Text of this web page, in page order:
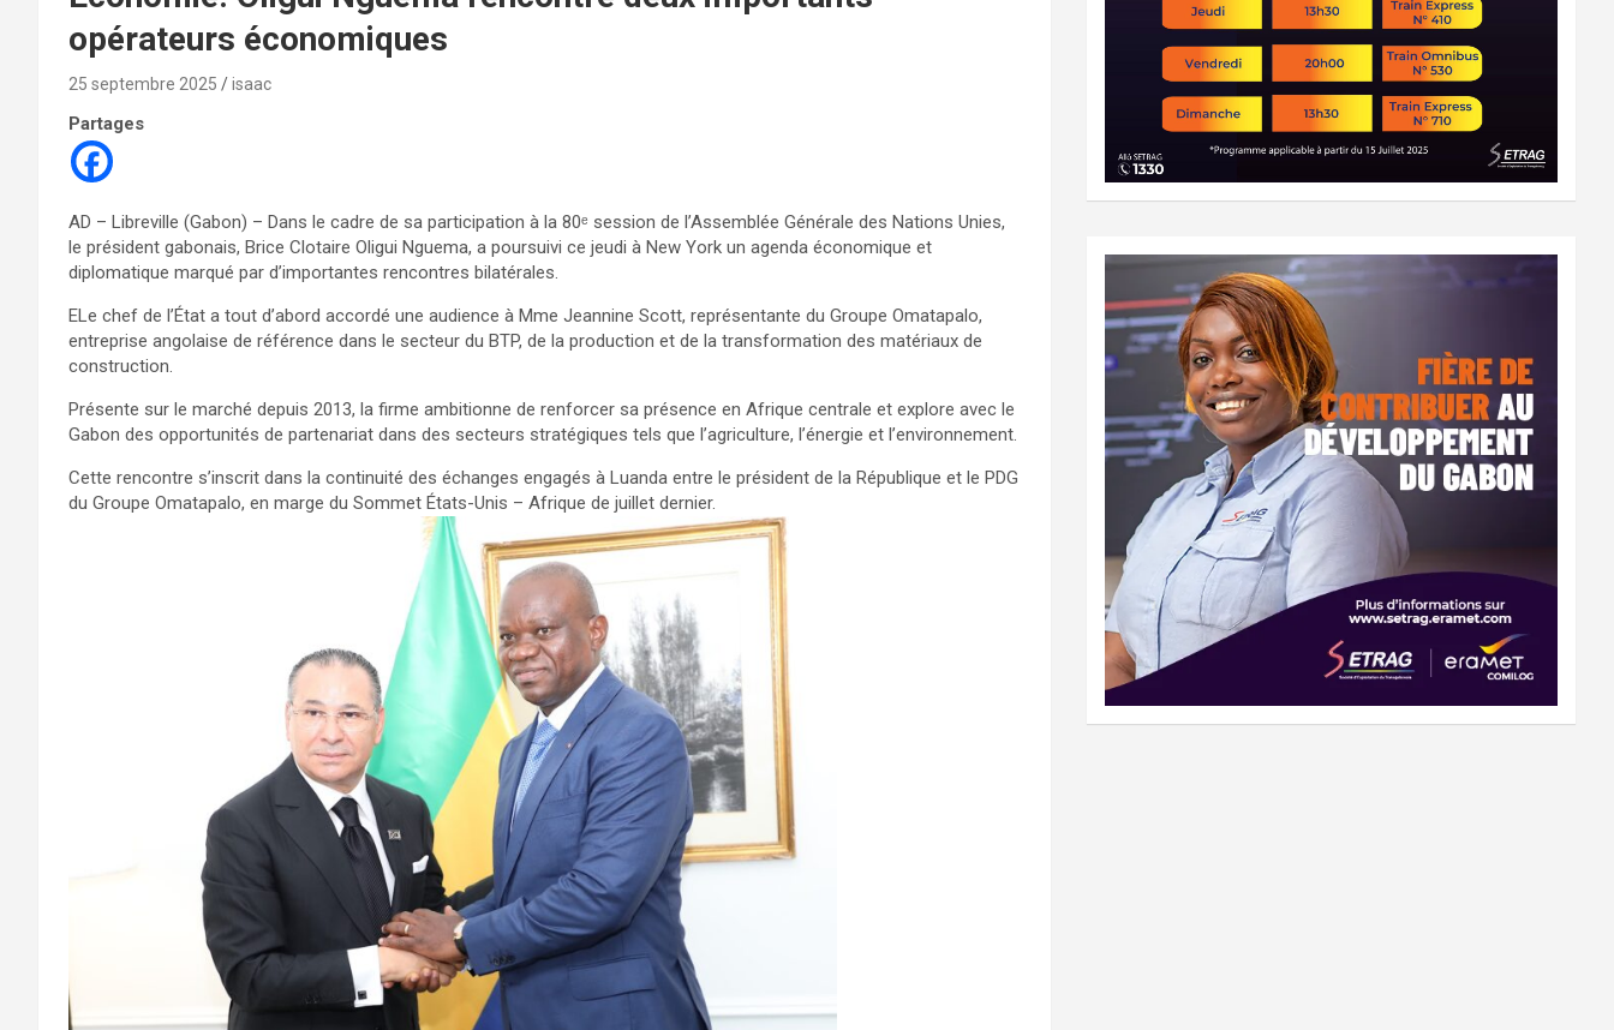
opérateurs économiques
25 septembre 2025 isaac
Partages
AD – Libreville (Gabon) – Dans le cadre de sa participation à la 80ᵉ session de l’Assemblée Générale des Nations Unies,
le président gabonais, Brice Clotaire Oligui Nguema, a poursuivi ce jeudi à New York un agenda économique et
diplomatique marqué par d’importantes rencontres bilatérales.
ELe chef de l’État a tout d’abord accordé une audience à Mme Jeannine Scott, représentante du Groupe Omatapalo,
entreprise angolaise de référence dans le secteur du BTP, de la production et de la transformation des matériaux de
construction.
Présente sur le marché depuis 2013, la firme ambitionne de renforcer sa présence en Afrique centrale et explore avec le
Gabon des opportunités de partenariat dans des secteurs stratégiques tels que l’agriculture, l’énergie et l’environnement.
Cette rencontre s’inscrit dans la continuité des échanges engagés à Luanda entre le président de la République et le PDG
du Groupe Omatapalo, en marge du Sommet États-Unis – Afrique de juillet dernier.